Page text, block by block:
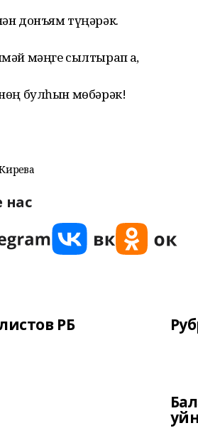
донъям түңәрәк.
мәңге сылтырап аҡ,
булһын мөбәрәк!
нас
РБ